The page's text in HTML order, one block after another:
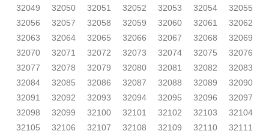
32049
32050 32051 32052 32053 32054
32055
32056
32057 32058 32059 32060 32061
32062
32063
32064 32065 32066 32067 32068
32069
32070
32071 32072 32073 32074 32075
32076
32077
32078 32079 32080 32081 32082
32083
32084
32085 32086 32087 32088 32089
32090
32091
32092 32093 32094 32095 32096
32097
32098
32099 32100 32101 32102 32103
32104
32105
32106 32107 32108 32109 32110
32111